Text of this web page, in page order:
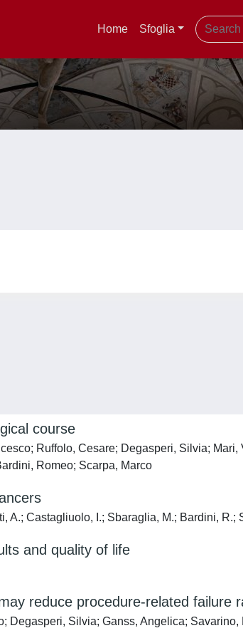
Home Sfoglia
course
Ruffolo, Cesare; Degasperi, Silvia;
Romeo; Scarpa, Marco
A.; Castagliuolo, I.; Sbaraglia, M.; Bardini, R.;
and quality of life
reduce procedure-related failure
Degasperi, Silvia; Ganss, Angelica;